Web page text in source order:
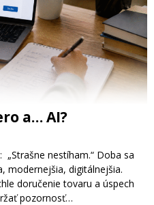
a… AI?
nestíham.“ Doba sa
modernejšia, digitálnejšia.
doručenie tovaru a úspech
pozornosť…